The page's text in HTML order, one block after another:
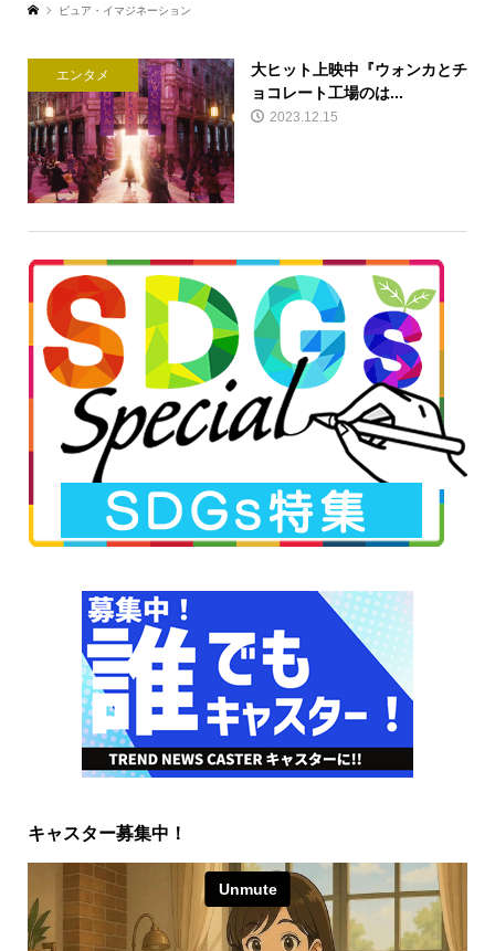
ピュア・イマジネーション
エンタメ
大ヒット上映中『ウォンカとチ
ョコレート工場のは...
2023.12.15
キャスター募集中！